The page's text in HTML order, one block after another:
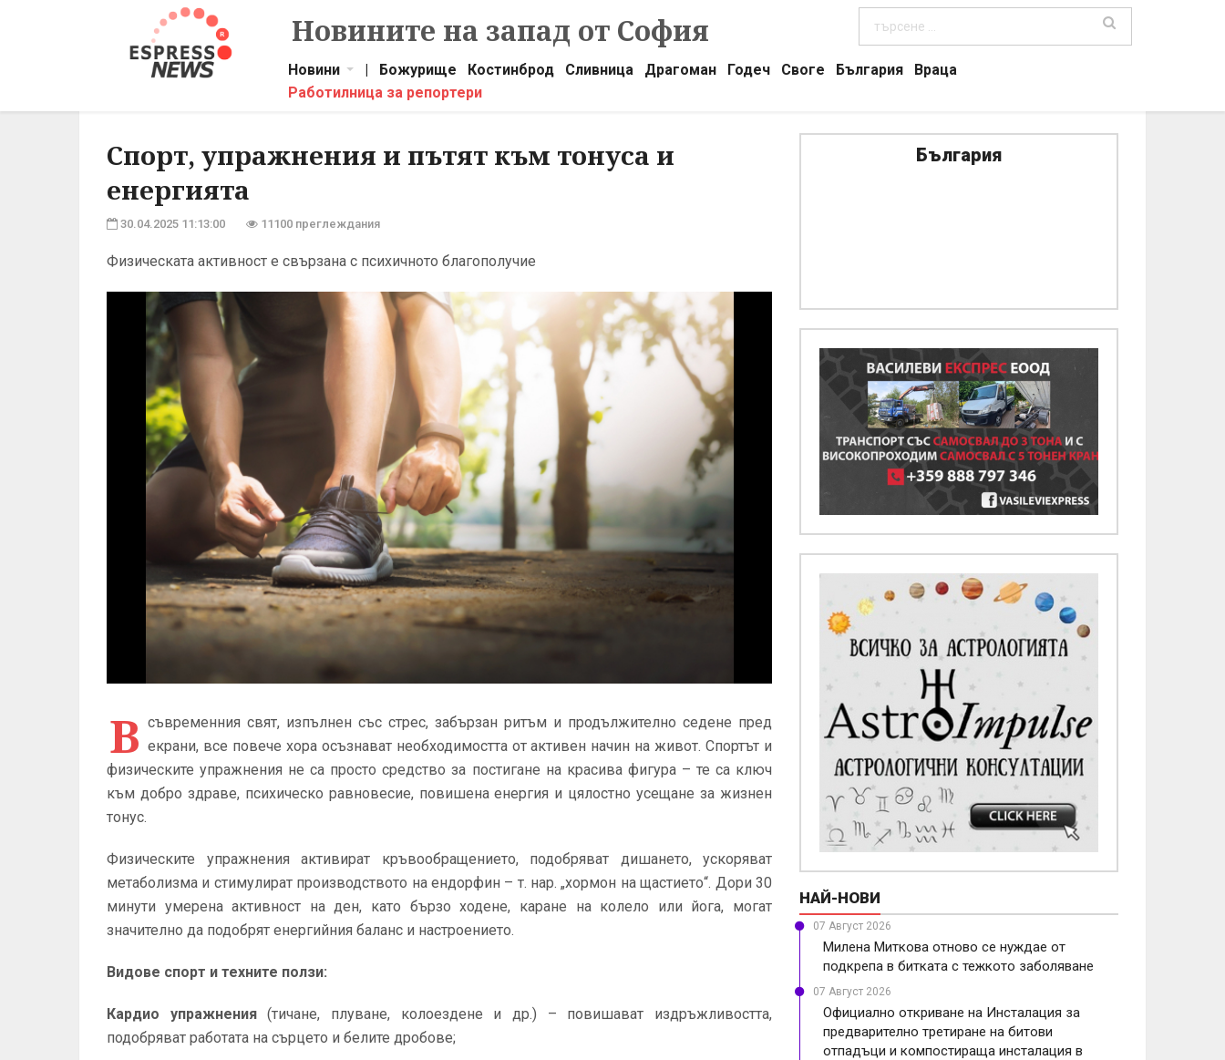
Новините на запад от София
Новини | Божурище Костинброд Сливница Драгоман Годеч Своге България
Враца
Работилница за репортери
Спорт, упражнения и пътят към тонуса и
енергията
30.04.2025 11:13:00 11100 преглеждания
Физическата активност е свързана с психичното благополучие
В съвременния свят, изпълнен със стрес, забързан ритъм и продължително седене пред
екрани, все повече хора осъзнават необходимостта от активен начин на живот. Спортът и
физическите упражнения не са просто средство за постигане на красива фигура – те са ключ
към добро здраве, психическо равновесие, повишена енергия и цялостно усещане за жизнен
тонус.
Физическите упражнения активират кръвообращението, подобряват дишането, ускоряват
метаболизма и стимулират производството на ендорфин – т. нар. „хормон на щастието“. Дори 30
минути умерена активност на ден, като бързо ходене, каране на колело или йога, могат
значително да подобрят енергийния баланс и настроението.
Видове спорт и техните ползи:
Кардио упражнения(тичане, плуване, колоездене и др.) – повишават издръжливостта,
подобряват работата на сърцето и белите дробове;
България
НАЙ-НОВИ
07 Август 2026
Милена Миткова отново се нуждае от
подкрепа в битката с тежкото заболяване
07 Август 2026
Официално откриване на Инсталация за
предварително третиране на битови
отпадъци и компостираща инсталация в